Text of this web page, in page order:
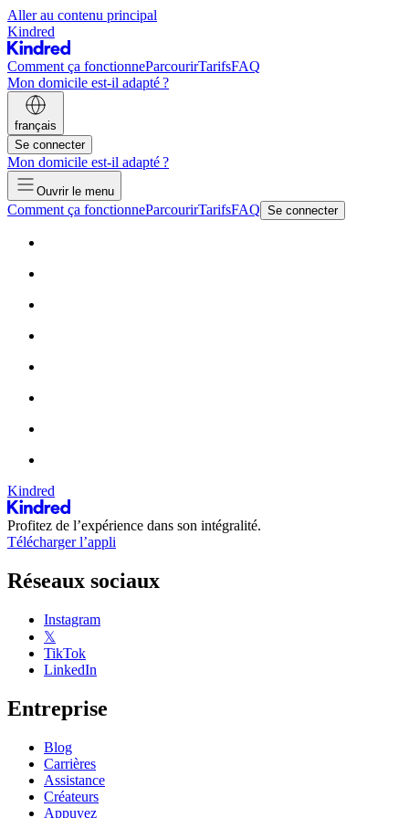
Aller au contenu principal
Kindred
Comment ça fonctionneParcourirTarifsFAQ
Mon domicile est-il adapté ?
français
Se connecter
Mon domicile est-il adapté ?
Ouvrir le menu
Comment ça fonctionneParcourirTarifsFAQ Se connecter
Kindred
Profitez de l’expérience dans son intégralité.
Télécharger l’appli
Réseaux sociaux
Instagram
𝕏
TikTok
LinkedIn
Entreprise
Blog
Carrières
Assistance
Créateurs
Appuyez